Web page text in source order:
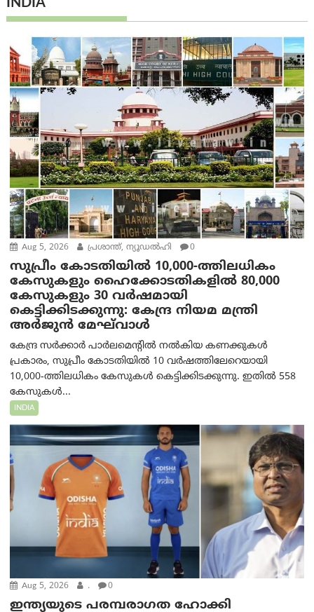
INDIA
Aug 5, 2026 പ്രശാന്ത്, ന്യൂഡല്‍ഹി 0
സുപ്രീം കോടതിയിൽ 10,000-ത്തിലധികം
കേസുകളും ഹൈക്കോടതികളിൽ 80,000
കേസുകളും 30 വർഷമായി
കെട്ടിക്കിടക്കുന്നു: കേന്ദ്ര നിയമ മന്ത്രി
അര്‍ജുന്‍ മേഘ്‌വാള്‍
കേന്ദ്ര സർക്കാർ പാർലമെന്റിൽ നൽകിയ കണക്കുകൾ
പ്രകാരം, സുപ്രീം കോടതിയിൽ 10 വർഷത്തിലേറെയായി
10,000-ത്തിലധികം കേസുകൾ കെട്ടിക്കിടക്കുന്നു. ഇതിൽ 558
കേസുകൾ...
INDIA
Aug 5, 2026 . 0
ഇന്ത്യയുടെ പരമ്പരാഗത ഹോക്കി